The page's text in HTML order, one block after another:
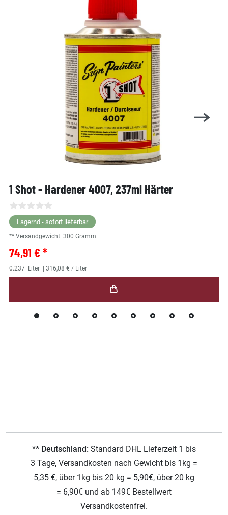
1 Shot - Hardener 4007, 237ml Härter
Lagernd - sofort lieferbar
** Versandgewicht: 300 Gramm.
74,91 € *
0.237 Liter | 316,08 € / Liter
** Deutschland: Standard DHL Lieferzeit 1 bis
3 Tage, Versandkosten nach Gewicht bis 1kg =
5,35 €, über 1kg bis 20 kg = 5,90€, über 20 kg
= 6,90€ und ab 149€ Bestellwert
Versandkostenfrei.